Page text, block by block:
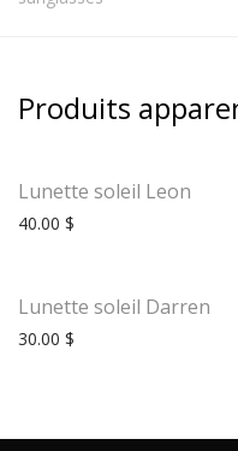
Produits
Lunette soleil Leon
40.00 $
Lunette soleil Darren
30.00 $